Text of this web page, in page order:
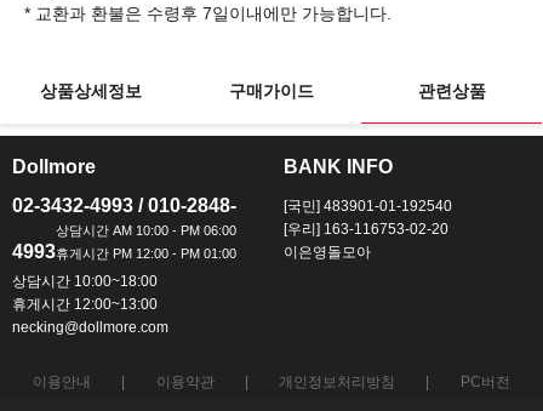
상품상세정보 구매가이드 관련상품
Dollmore
02-3432-4993 / 010-2848-
4993
상담시간 10:00~18:00
휴게시간 12:00~13:00
necking@dollmore.com
BANK INFO
[국민] 483901-01-192540
[우리] 163-116753-02-20
이은영돌모아
이용안내 이용약관 개인정보처리방침 PC버전